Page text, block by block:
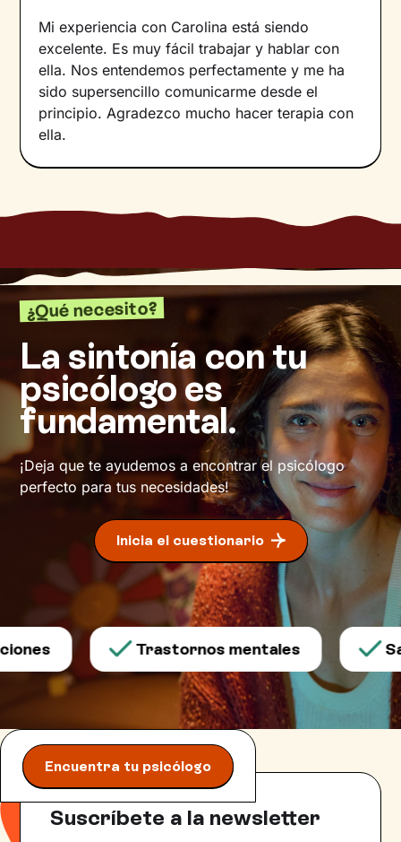
Mi experiencia con Carolina está siendo
excelente. Es muy fácil trabajar y hablar con
ella. Nos entendemos perfectamente y me ha
sido supersencillo comunicarme desde el
principio. Agradezco mucho hacer terapia con
ella.
¿Qué necesito?
La sintonía con tu
psicólogo es
fundamental.
¡Deja que te ayudemos a encontrar el psicólogo
perfecto para tus necesidades!
Inicia el cuestionario
Trastornos mentales
Encuentra tu psicólogo
Suscríbete a la newsletter